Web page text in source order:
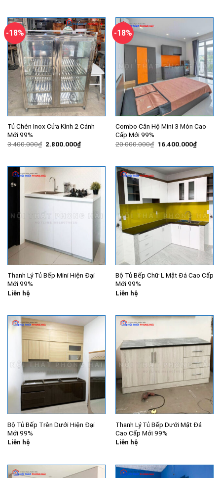
-18%
Tủ Chén Inox Cửa Kính 2 Cánh
Mới 99%
3.400.000₫ Giá
2.800.000₫Giá
hiện
2.800.000₫.
-18%
Combo Căn Hộ Mini 3 Món Cao
Cấp Mới 99%
20.000.000₫ Giá
16.400.000₫Giá
hiện
Thanh Lý Tủ Bếp Mini Hiện Đại
Mới 99%
Liên hệ
Bộ Tủ Bếp Chữ L Mặt Đá Cao Cấp
Mới 99%
Liên hệ
Bộ Tủ Bếp Trên Dưới Hiện Đại
Mới 99%
Liên hệ
Thanh Lý Tủ Bếp Dưới Mặt Đá
Cao Cấp Mới 99%
Liên hệ